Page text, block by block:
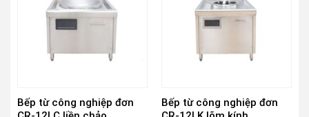
Bếp từ công nghiệp đơn
Bếp từ công nghiệp đơn